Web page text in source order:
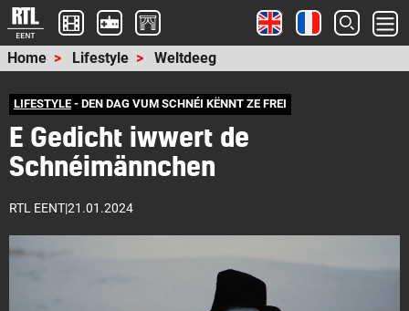
Home Lifestyle Weltdeeg
LIFESTYLE- DEN DAG VUM SCHNÉI KËNNT ZE FREI
E Gedicht iwwert de
Schnéimännchen
RTL EENT|21.01.2024